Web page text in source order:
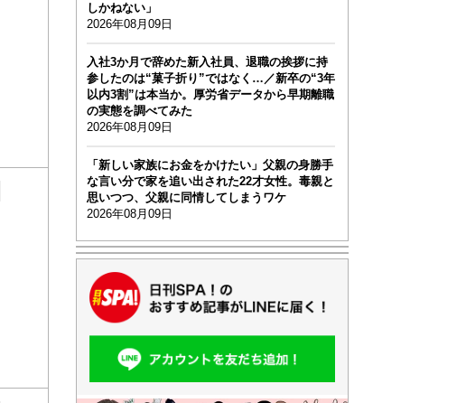
しかねない」
2026年08月09日
入社3か月で辞めた新入社員、退職の挨拶に持
参したのは“菓子折り”ではなく…／新卒の“3年
以内3割”は本当か。厚労省データから早期離職
の実態を調べてみた
2026年08月09日
「新しい家族にお金をかけたい」父親の身勝手
な言い分で家を追い出された22才女性。毒親と
思いつつ、父親に同情してしまうワケ
2026年08月09日